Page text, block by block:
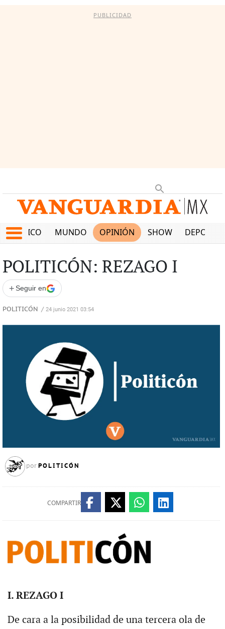
PUBLICIDAD
MÉXICO MUNDO OPINIÓN SHOW
POLITICÓN: REZAGO I
+ Seguir en
POLITICÓN / 24 junio 2021 03:54
por POLITICÓN
COMPARTIR
I. REZAGO I
De cara a la posibilidad de una tercera ola de